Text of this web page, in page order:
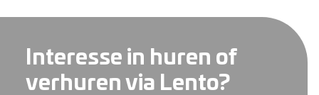
Interesse in huren of
verhuren via Lento?